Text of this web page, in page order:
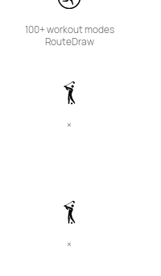
100+ workout modes
RouteDraw
×
×